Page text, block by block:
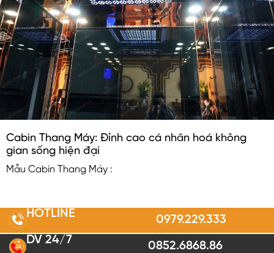
Cabin Thang Máy: Đỉnh cao cá nhân hoá không
gian sống hiện đại
Mẫu Cabin Thang Máy :
HOTLINE 0979.229.333
24
DV 24/7 0852.6868.86